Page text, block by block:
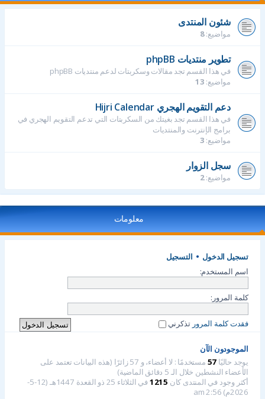
شئون المنتدى
مواضيع:8
تطوير منتديات phpBB
في هذا القسم تجد مقالات وسكربتات لدعم منتديات phpBB
مواضيع:13
دعم التقويم الهجري Hijri Calendar
في هذا القسم تجد بغيتك من السكربتات التي تدعم التقويم الهجري في
برامج الإنترنت والمنتديات
مواضيع:3
سجل الزوار
مواضيع:2
معلومات
تسجيل الدخول• التسجيل
اسم المستخدم:
كلمة المرور:
فقدت كلمة المرور تذكرني
الموجودون الآن
يوجد حاليًا57
مستخدمًا : لا أعضاء، و 57 زائرًا (هذه البيانات تعتمد على
الأعضاء النشطين خلال الـ 5 دقائق الماضية)
أكثر وجود في المنتدى كان 1215
في الثلاثاء 25 ذو القعدة 1447هـ (12-5-
2026م) 2:56 am